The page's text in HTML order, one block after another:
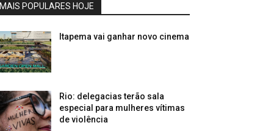
MAIS POPULARES HOJE
Itapema vai ganhar novo cinema
Rio: delegacias terão sala
especial para mulheres vítimas
de violência